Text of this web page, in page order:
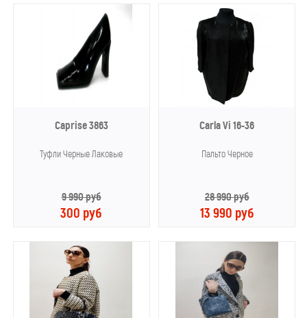
Caprise 3863
Туфли Черные Лаковые
9 990 руб
300 руб
Carla Vi 16-36
Пальто Черное
28 990 руб
13 990 руб